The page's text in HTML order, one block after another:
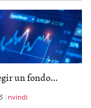
un fondo...
nvindi